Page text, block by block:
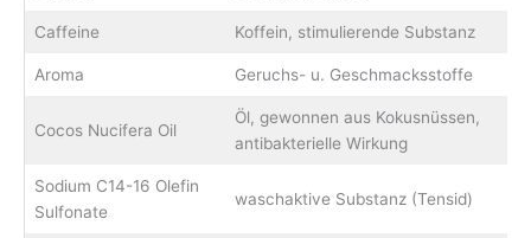
Caffeine Koffein, stimulierende Substanz
Aroma Geruchs- u. Geschmacksstoffe
Cocos Nucifera Oil
Öl, gewonnen aus Kokusnüssen,
antibakterielle Wirkung
Sodium C14-16 Olefin
Sulfonate
waschaktive Substanz (Tensid)